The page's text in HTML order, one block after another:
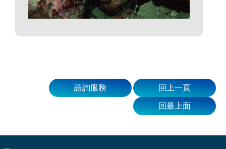
諮詢服務 回上一頁
回最上面